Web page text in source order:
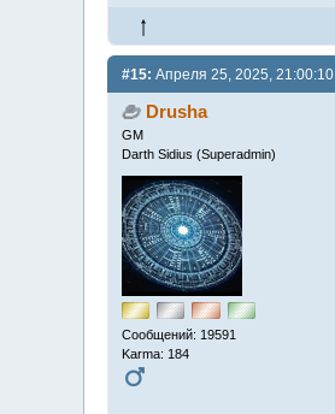
#15: Апреля 25, 2025, 21:00:10
Drusha
GM
Darth Sidius (Superadmin)
Сообщений: 19591
Karma: 184